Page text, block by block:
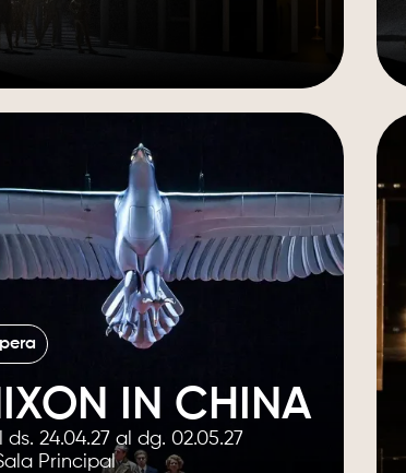
IN CHINA
ds. 24.04.27 al dg. 02.05.27
Principal